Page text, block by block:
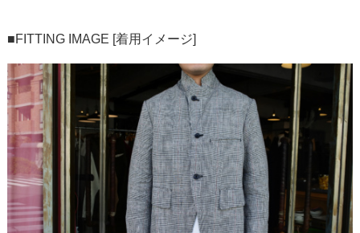
■FITTING IMAGE [着用イメージ]